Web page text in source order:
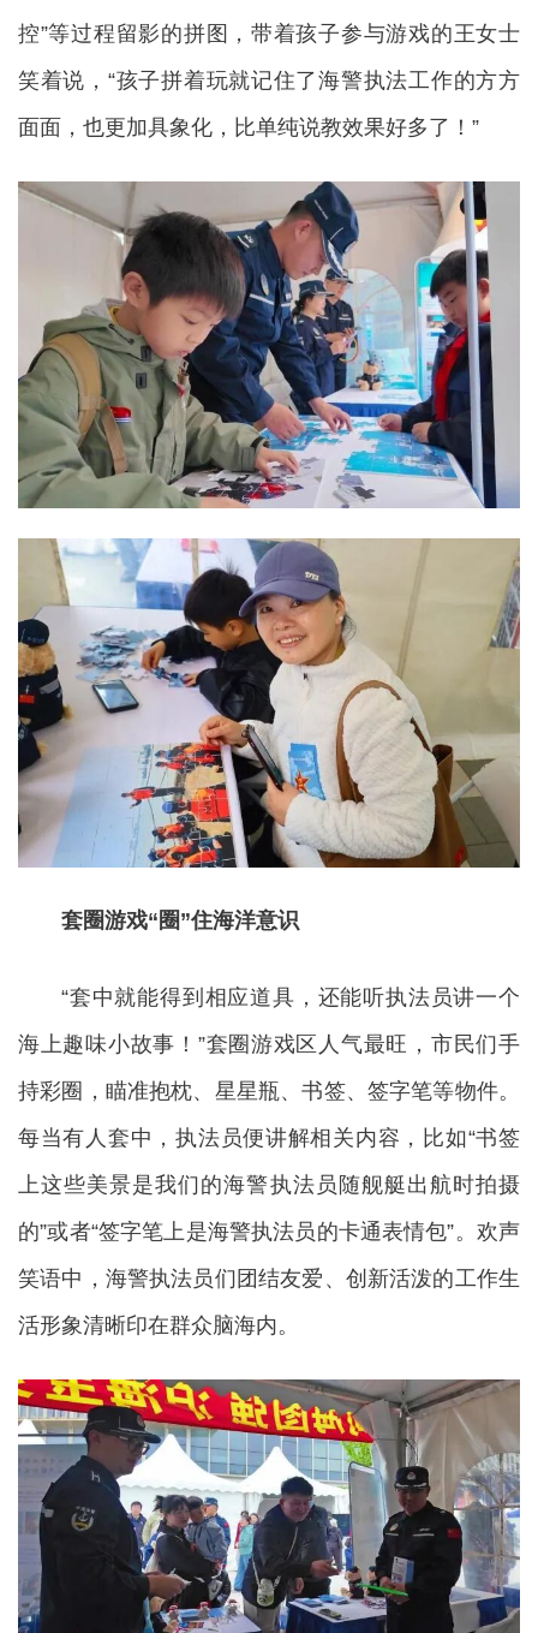
控”等过程留影的拼图，带着孩子参与游戏的王女士
笑着说，“孩子拼着玩就记住了海警执法工作的方方
面面，也更加具象化，比单纯说教效果好多了！”
套圈游戏“圈”住海洋意识
“套中就能得到相应道具，还能听执法员讲一个
海上趣味小故事！”套圈游戏区人气最旺，市民们手
持彩圈，瞄准抱枕、星星瓶、书签、签字笔等物件。
每当有人套中，执法员便讲解相关内容，比如“书签
上这些美景是我们的海警执法员随舰艇出航时拍摄
的”或者“签字笔上是海警执法员的卡通表情包”。欢声
笑语中，海警执法员们团结友爱、创新活泼的工作生
活形象清晰印在群众脑海内。